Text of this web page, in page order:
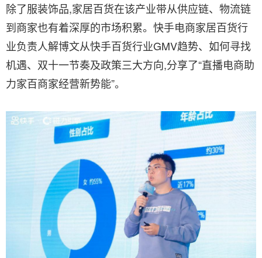
除了服装饰品,家居百货在该产业带从供应链、物流链
到商家也有着深厚的市场积累。快手电商家居百货行
业负责人解博文从快手百货行业GMV趋势、如何寻找
机遇、双十一节奏及政策三大方向,分享了“直播电商助
力家百商家经营新势能”。